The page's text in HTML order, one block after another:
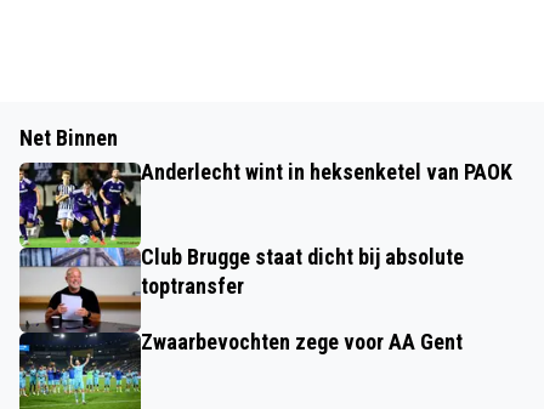
Net Binnen
Anderlecht wint in heksenketel van PAOK
Club Brugge staat dicht bij absolute
toptransfer
Zwaarbevochten zege voor AA Gent